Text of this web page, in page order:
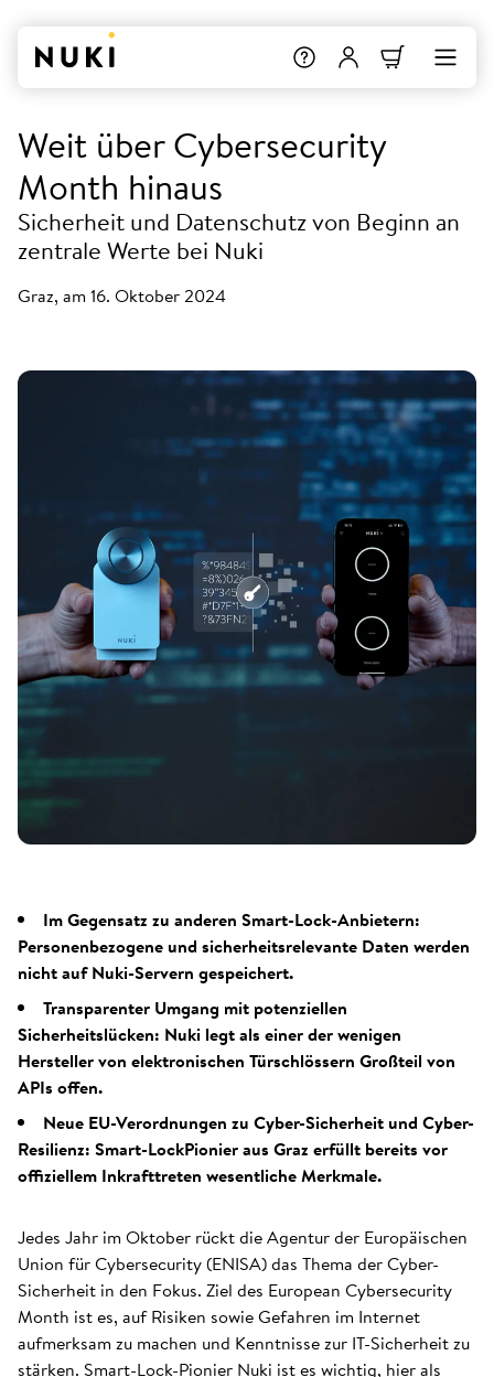
Weit über Cybersecurity
Month hinaus
Sicherheit und Datenschutz von Beginn an
zentrale Werte bei Nuki
Graz, am 16. Oktober 2024
Im Gegensatz zu anderen Smart-Lock-Anbietern:
Personenbezogene und sicherheitsrelevante Daten werden
nicht auf Nuki-Servern gespeichert.
Transparenter Umgang mit potenziellen
Sicherheitslücken: Nuki legt als einer der wenigen
Hersteller von elektronischen Türschlössern Großteil von
APIs offen.
Neue EU-Verordnungen zu Cyber-Sicherheit und Cyber-
Resilienz: Smart-LockPionier aus Graz erfüllt bereits vor
offiziellem Inkrafttreten wesentliche Merkmale.
Jedes Jahr im Oktober rückt die Agentur der Europäischen
Union für Cybersecurity (ENISA) das Thema der Cyber-
Sicherheit in den Fokus. Ziel des European Cybersecurity
Month ist es, auf Risiken sowie Gefahren im Internet
aufmerksam zu machen und Kenntnisse zur IT-Sicherheit zu
stärken. Smart-Lock-Pionier Nuki ist es wichtig, hier als